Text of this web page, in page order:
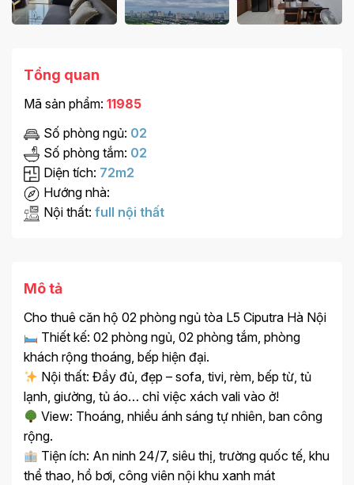
Tổng quan
Mã sản phẩm: 11985
Số phòng ngủ: 02
Số phòng tắm: 02
Diện tích: 72m2
Hướng nhà:
Nội thất: full nội thất
Mô tả
Cho thuê căn hộ 02 phòng ngủ tòa L5 Ciputra Hà Nội
Thiết kế: 02 phòng ngủ, 02 phòng tắm, phòng
khách rộng thoáng, bếp hiện đại.
Nội thất: Đầy đủ, đẹp – sofa, tivi, rèm, bếp từ, tủ
lạnh, giường, tủ áo… chỉ việc xách vali vào ở!
View: Thoáng, nhiều ánh sáng tự nhiên, ban công
rộng.
Tiện ích: An ninh 24/7, siêu thị, trường quốc tế, khu
thể thao, hồ bơi, công viên nội khu xanh mát